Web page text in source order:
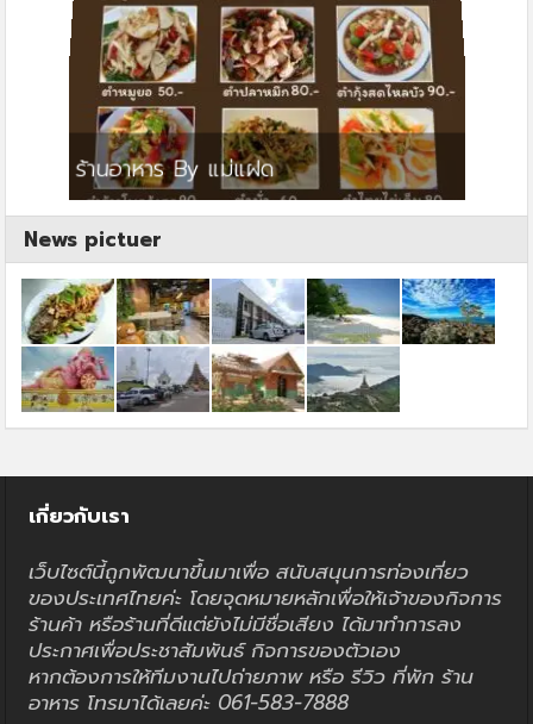
ร้านอาหาร By แม่แฝด
News pictuer
เกี่ยวกับเรา
เว็บไซต์นี้ถูกพัฒนาขึ้นมาเพื่อ สนับสนุนการท่องเที่ยว
ของประเทศไทยค่ะ โดยจุดหมายหลักเพื่อให้เจ้าของกิจการ
ร้านค้า หรือร้านที่ดีแต่ยังไม่มีชื่อเสียง ได้มาทำการลง
ประกาศเพื่อประชาสัมพันธ์ กิจการของตัวเอง
หากต้องการให้ทีมงานไปถ่ายภาพ หรือ รีวิว ที่พัก ร้าน
อาหาร โทรมาได้เลยค่ะ 061-583-7888